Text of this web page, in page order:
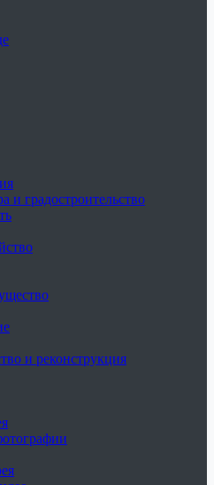
и градостроительство
и реконструкция